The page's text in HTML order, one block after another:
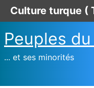
Peuples
... et ses minorités
Culture turque (